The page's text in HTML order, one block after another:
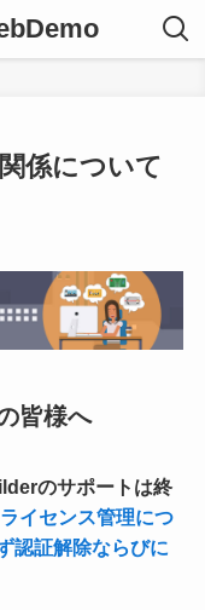
係について
皆様へ
のサポートは終
イセンス管理につ
認証解除ならびに